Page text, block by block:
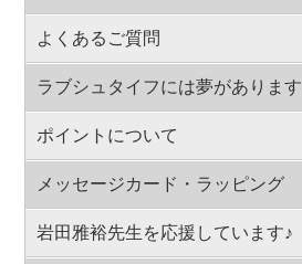
よくあるご質問
ラブシュタイフには夢があります
ポイントについて
メッセージカード・ラッピング
岩田雅裕先生を応援しています♪